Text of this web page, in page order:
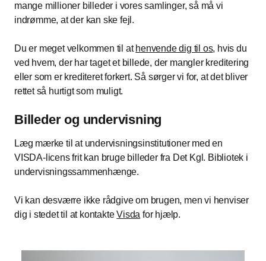
mange millioner billeder i vores samlinger, så må vi
indrømme, at der kan ske fejl.
Du er meget velkommen til at henvende dig til os, hvis du
ved hvem, der har taget et billede, der mangler kreditering
eller som er krediteret forkert. Så sørger vi for, at det bliver
rettet så hurtigt som muligt.
Billeder og undervisning
Læg mærke til at undervisningsinstitutioner med en
VISDA-licens frit kan bruge billeder fra Det Kgl. Bibliotek i
undervisningssammenhænge.
Vi kan desværre ikke rådgive om brugen, men vi henviser
dig i stedet til at kontakteVisda for hjælp.